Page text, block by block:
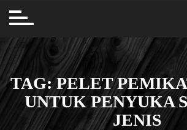
TAG:PELET
UNTUK PENYUKA
JENIS